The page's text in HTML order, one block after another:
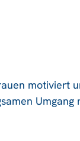
motiviert
Umgang